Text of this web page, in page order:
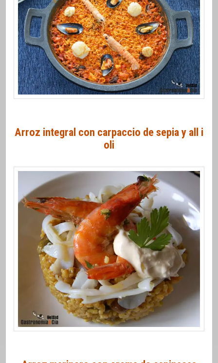
Arroz integral con carpaccio de sepia y all i
oli